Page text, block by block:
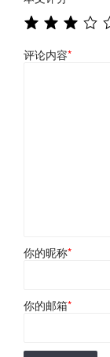
评论内容*
你的昵称*
你的邮箱*